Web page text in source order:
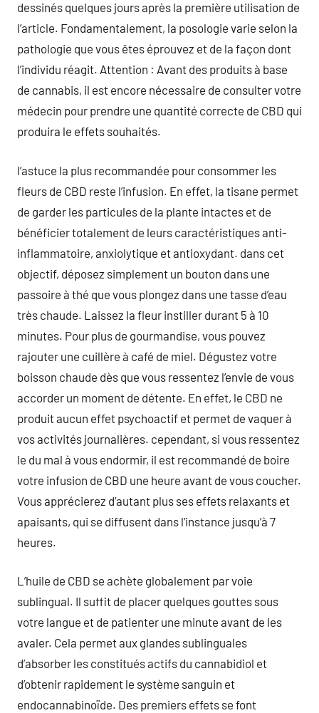
dessinés quelques jours après la première utilisation de
l’article. Fondamentalement, la posologie varie selon la
pathologie que vous êtes éprouvez et de la façon dont
l’individu réagit. Attention : Avant des produits à base
de cannabis, il est encore nécessaire de consulter votre
médecin pour prendre une quantité correcte de CBD qui
produira le effets souhaités.
l’astuce la plus recommandée pour consommer les
fleurs de CBD reste l’infusion. En effet, la tisane permet
de garder les particules de la plante intactes et de
bénéficier totalement de leurs caractéristiques anti-
inflammatoire, anxiolytique et antioxydant. dans cet
objectif, déposez simplement un bouton dans une
passoire à thé que vous plongez dans une tasse d’eau
très chaude. Laissez la fleur instiller durant 5 à 10
minutes. Pour plus de gourmandise, vous pouvez
rajouter une cuillère à café de miel. Dégustez votre
boisson chaude dès que vous ressentez l’envie de vous
accorder un moment de détente. En effet, le CBD ne
produit aucun effet psychoactif et permet de vaquer à
vos activités journalières. cependant, si vous ressentez
le du mal à vous endormir, il est recommandé de boire
votre infusion de CBD une heure avant de vous coucher.
Vous apprécierez d’autant plus ses effets relaxants et
apaisants, qui se diffusent dans l’instance jusqu’à 7
heures.
L’huile de CBD se achète globalement par voie
sublingual. Il suffit de placer quelques gouttes sous
votre langue et de patienter une minute avant de les
avaler. Cela permet aux glandes sublinguales
d’absorber les constitués actifs du cannabidiol et
d’obtenir rapidement le système sanguin et
endocannabinoïde. Des premiers effets se font